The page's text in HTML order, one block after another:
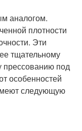
аналогом.
плотности
Эти
тщательному
под
особенностей
следующую